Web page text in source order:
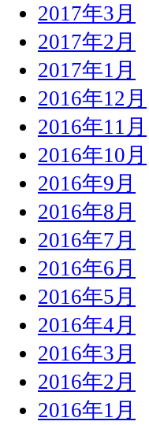
2017年3月
2017年2月
2017年1月
2016年12月
2016年11月
2016年10月
2016年9月
2016年8月
2016年7月
2016年6月
2016年5月
2016年4月
2016年3月
2016年2月
2016年1月